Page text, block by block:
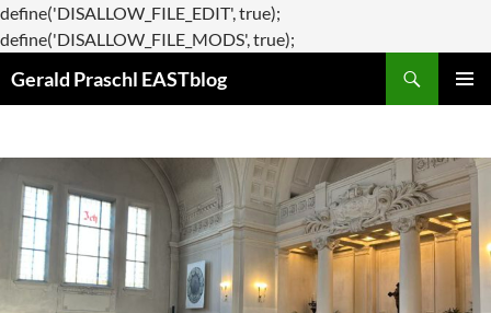
define('DISALLOW_FILE_EDIT', true);
define('DISALLOW_FILE_MODS', true);
Gerald Praschl EASTblog